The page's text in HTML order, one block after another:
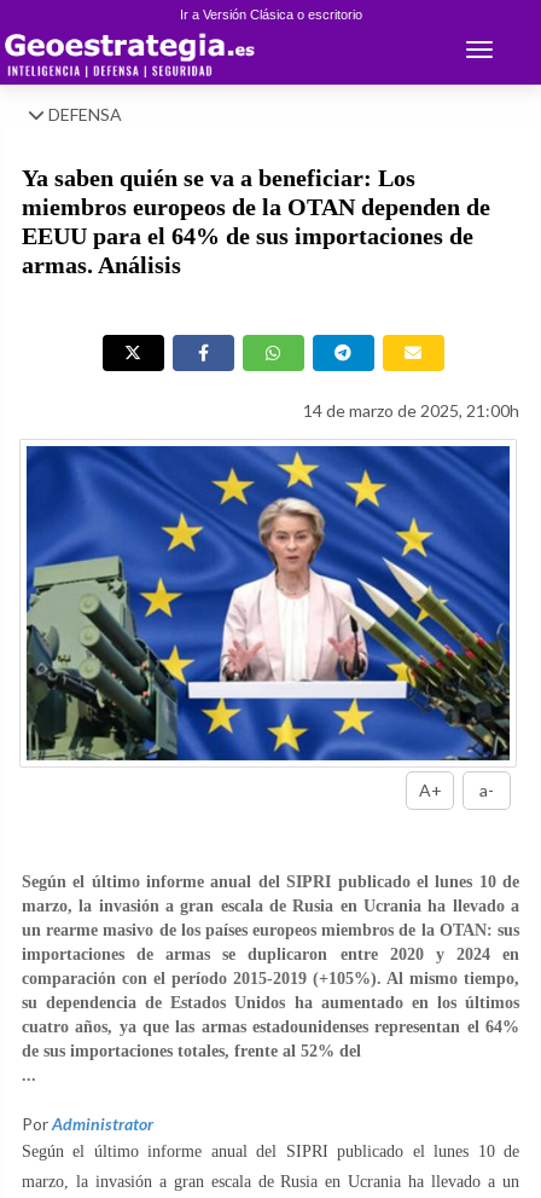
Ir a Versión Clásica o escritorio
Toggle
DEFENSA
Ya saben quién se va a beneficiar: Los
miembros europeos de la OTAN dependen de
EEUU para el 64% de sus importaciones de
armas. Análisis
14 de marzo de 2025, 21:00h
A+ a-
Según el último informe anual del SIPRI publicado el lunes 10 de
marzo, la invasión a gran escala de Rusia en Ucrania ha llevado a
un rearme masivo de los países europeos miembros de la OTAN: sus
importaciones de armas se duplicaron entre 2020 y 2024 en
comparación con el período 2015-2019 (+105%). Al mismo tiempo,
su dependencia de Estados Unidos ha aumentado en los últimos
cuatro años, ya que las armas estadounidenses representan el 64%
de sus importaciones totales, frente al 52% del
...
PorAdministrator
Según el último informe anual del SIPRI publicado el lunes 10 de
marzo, la invasión a gran escala de Rusia en Ucrania ha llevado a un